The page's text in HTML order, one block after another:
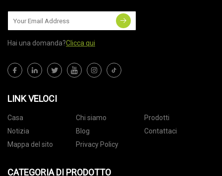
Hai una domanda?Clicca qui
LINK VELOCI
Casa Chi siamo
Prodotti
Notizia
Blog
Contattaci
Mappa del sito
Privacy Policy
CATEGORIA DI PRODOTTO